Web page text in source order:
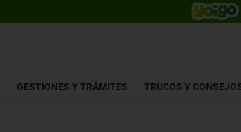
GESTIONES Y TRÁMITES TRUCOS Y